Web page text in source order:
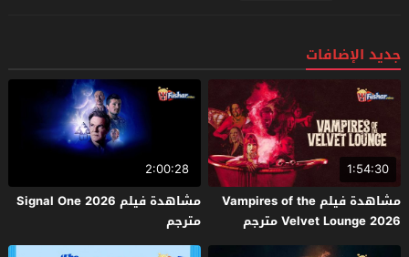
جديد الإضافات
1:54:30
مشاهدة فيلم Vampires of the
Velvet Lounge 2026 مترجم
2:00:28
مشاهدة فيلم Signal One 2026
مترجم